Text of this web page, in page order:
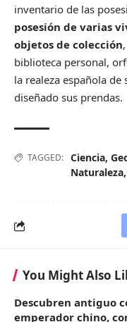
inventario de las
posesión de varias
objetos de colección
biblioteca personal,
la realeza española de
diseñado sus prendas.
TAGGED: Ciencia,
Naturaleza,
You Might Also
Descubren antiguo
emperador chino,